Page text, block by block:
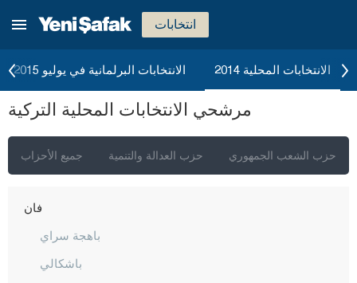
انتخابات
الانتخابات البرلمانية في يوليو 2015 الانتخابات المحلية 2014
مرشحي الانتخابات المحلية التركية
جميع الأحزاب حزب العدالة والتنمية حزب الشعب الجمهوري
سيفاس
تكيرداغ
توكات
طرابزون
أوشاك
فان
باهجة سراي
باشكالي